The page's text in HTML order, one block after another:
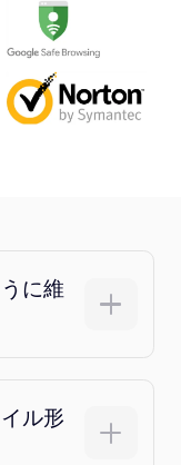
に維
ル形